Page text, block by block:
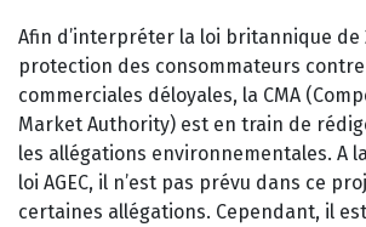
Afin d’interpréter la loi britannique de
protection des consommateurs
commerciales déloyales, la CMA
Market Authority) est en train de
les allégations environnementales. A
loi AGEC, il n’est pas prévu dans ce
certaines allégations. Cependant, il